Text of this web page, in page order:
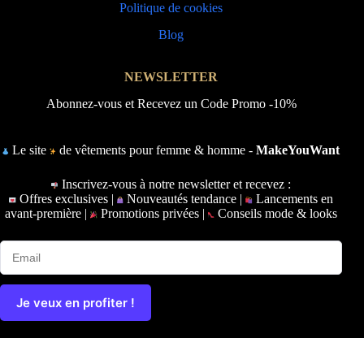
Politique de cookies
Blog
NEWSLETTER
Abonnez-vous et Recevez un Code Promo -10%
Le site de vêtements pour femme & homme -MakeYouWant
Inscrivez-vous à notre newsletter et recevez :
Offres exclusives |
Nouveautés tendance |
Lancements en
avant-première | Promotions privées | Conseils mode & looks
Je veux en profiter !